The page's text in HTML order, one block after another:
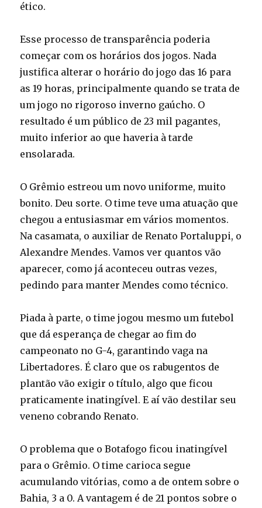
ético.
Esse processo de transparência poderia
começar com os horários dos jogos. Nada
justifica alterar o horário do jogo das 16 para
as 19 horas, principalmente quando se trata de
um jogo no rigoroso inverno gaúcho. O
resultado é um público de 23 mil pagantes,
muito inferior ao que haveria à tarde
ensolarada.
O Grêmio estreou um novo uniforme, muito
bonito. Deu sorte. O time teve uma atuação que
chegou a entusiasmar em vários momentos.
Na casamata, o auxiliar de Renato Portaluppi, o
Alexandre Mendes. Vamos ver quantos vão
aparecer, como já aconteceu outras vezes,
pedindo para manter Mendes como técnico.
Piada à parte, o time jogou mesmo um futebol
que dá esperança de chegar ao fim do
campeonato no G-4, garantindo vaga na
Libertadores. É claro que os rabugentos de
plantão vão exigir o título, algo que ficou
praticamente inatingível. E aí vão destilar seu
veneno cobrando Renato.
O problema que o Botafogo ficou inatingível
para o Grêmio. O time carioca segue
acumulando vitórias, como a de ontem sobre o
Bahia, 3 a 0. A vantagem é de 21 pontos sobre o